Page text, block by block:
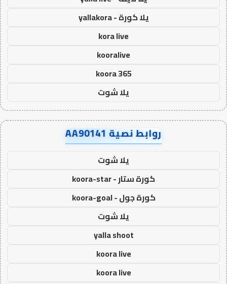
يلا كورة - yallakora
kora live
kooralive
koora 365
يلا شوت
روابط نصية AA90141
يلا شوت
كورة ستار - koora-star
كورة جول - koora-goal
يلا شوت
yalla shoot
koora live
koora live